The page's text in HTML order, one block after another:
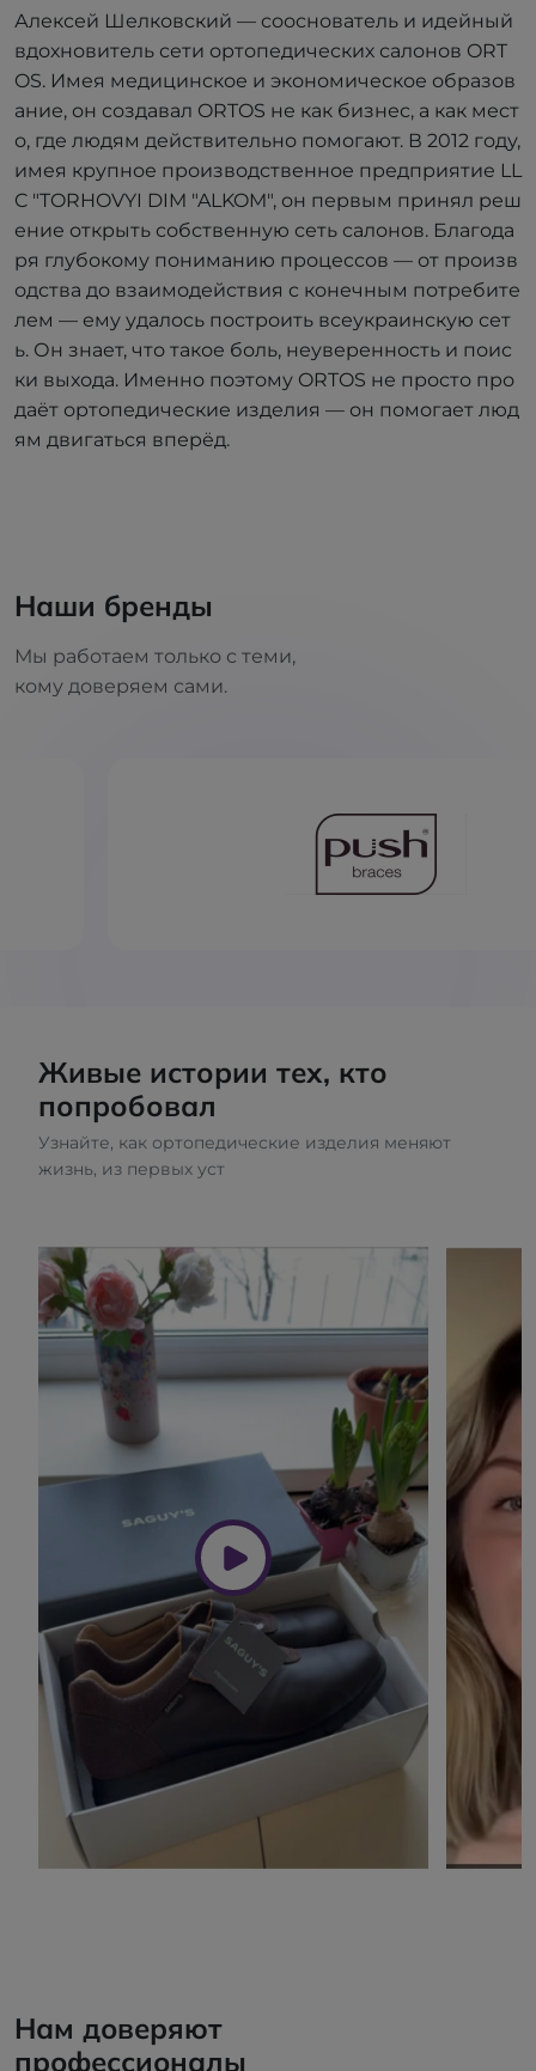
Алексей Шелковский — сооснователь и идейный
вдохновитель сети ортопедических салонов ORT
OS. Имея медицинское и экономическое образов
ание, он создавал ORTOS не как бизнес, а как мест
о, где людям действительно помогают. В 2012 году,
имея крупное производственное предприятие LL
C "TORHOVYI DIM "ALKOM", он первым принял реш
ение открыть собственную сеть салонов. Благода
ря глубокому пониманию процессов — от произв
одства до взаимодействия с конечным потребите
лем — ему удалось построить всеукраинскую сет
ь. Он знает, что такое боль, неуверенность и поис
ки выхода. Именно поэтому ORTOS не просто про
даёт ортопедические изделия — он помогает люд
ям двигаться вперёд.
Наши бренды
Мы работаем только с теми,
кому доверяем сами.
Живые истории тех, кто
попробовал
Узнайте, как ортопедические изделия меняют
жизнь, из первых уст
Нам доверяют
профессионалы